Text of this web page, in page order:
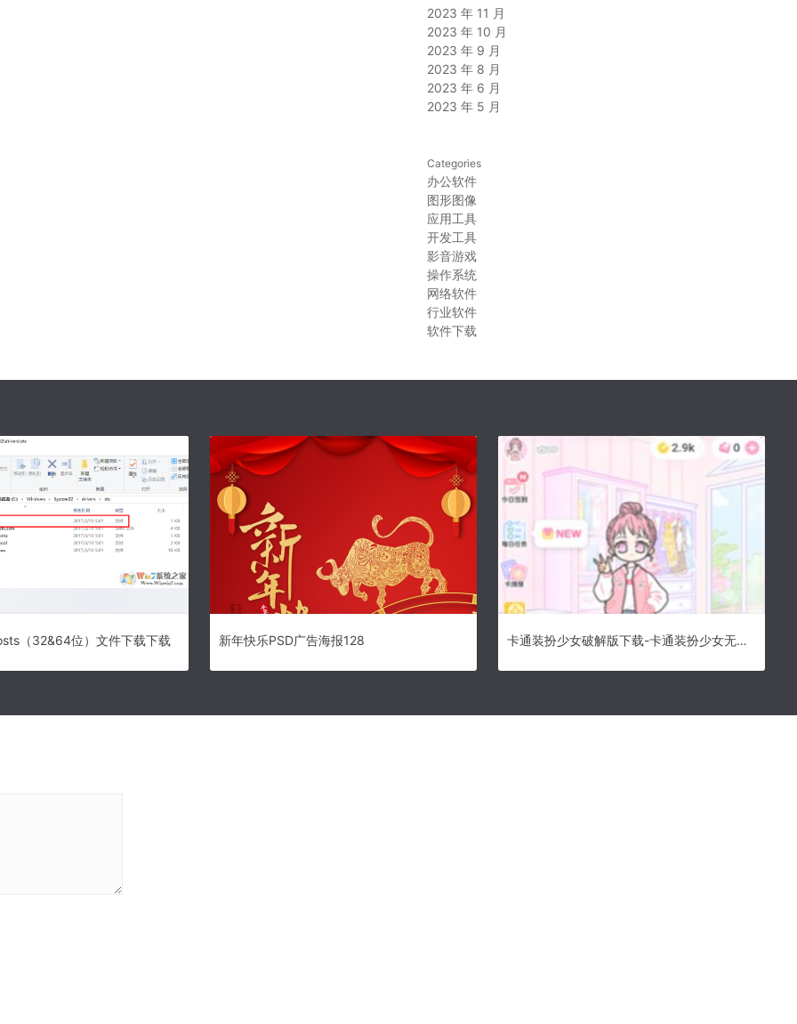
2023 年 11 月
2023 年 10 月
2023 年 9 月
2023 年 8 月
2023 年 6 月
2023 年 5 月
Categories
办公软件
图形图像
应用工具
开发工具
影音游戏
操作系统
网络软件
行业软件
软件下载
（32&64位）文件下载下载 新年快乐PSD广告海报128 卡通装扮少女破解版下载-卡通装扮少女无限钻石版下载v1.4.1